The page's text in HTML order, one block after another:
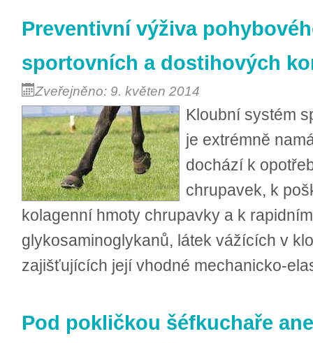
Preventivní výživa
sportovních a dostihových
Zveřejněno: 9. květen 2014
Kloubní systém
je extrémně
dochází k
chrupavek, k
kolagenní hmoty chrupavky a k
glykosaminoglykanů, látek vážících v
zajišťujících její vhodné mechanicko-
Pod pokličkou šéfkuchaře